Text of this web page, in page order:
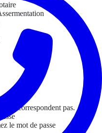
ne correspondent pas.
le mot de passe